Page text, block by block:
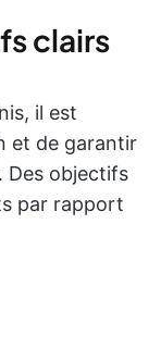
clairs
il est
et de garantir
Des objectifs
par rapport